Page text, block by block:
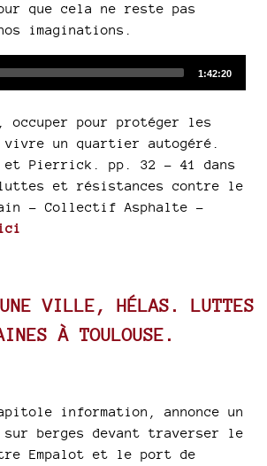
que cela ne reste pas
imaginations.
Total
1:42:20
occuper pour protéger les
un quartier autogéré.
et Pierrick. pp. 32 - 41 dans
et résistances contre le
- Collectif Asphalte -
ici
VILLE, HÉLAS. LUTTES
À TOULOUSE.
information, annonce un
berges devant traverser le
Empalot et le port de